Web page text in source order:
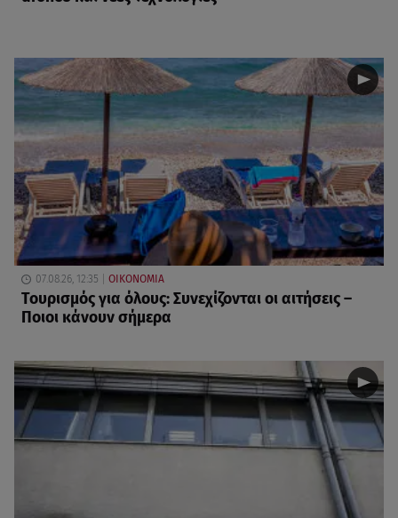
07.08.26, 12:35 ΟΙΚΟΝΟΜΙΑ
Τουρισμός για όλους: Συνεχίζονται οι αιτήσεις –
Ποιοι κάνουν σήμερα